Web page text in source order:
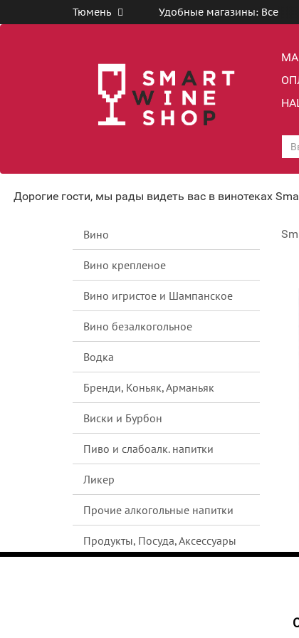
Тюмень Удобные магазины: Все
Дорогие гости, мы рады видеть вас в винотеках
Вино
Вино крепленое
Вино игристое и Шампанское
Вино безалкогольное
Водка
Бренди, Коньяк, Арманьяк
Виски и Бурбон
Пиво и слабоалк. напитки
Ликер
Прочие алкогольные напитки
Продукты, Посуда, Аксессуары